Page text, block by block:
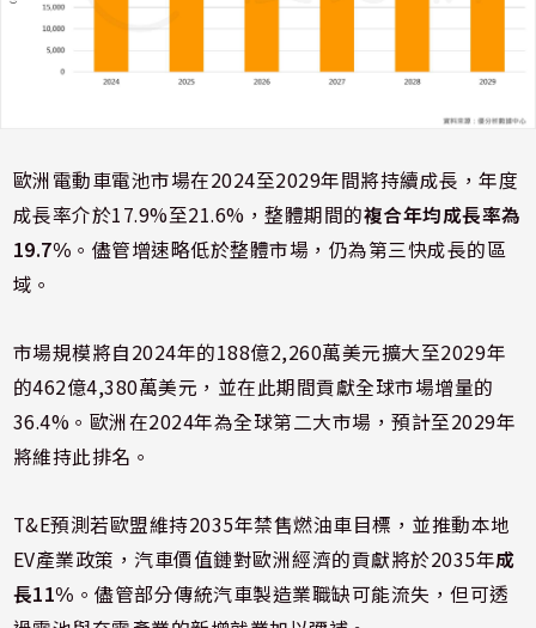
歐洲電動車電池市場在2024至2029年間將持續成長，年度
成長率介於17.9%至21.6%，整體期間的複合年均成長率為
19.7% 。儘管增速略低於整體市場，仍為第三快成長的區
域。
市場規模將自2024年的188億2,260萬美元擴大至2029年
的462億4,380萬美元，並在此期間貢獻全球市場增量的
36.4%。歐洲在2024年為全球第二大市場，預計至2029年
將維持此排名。
T&E預測若歐盟維持2035年禁售燃油車目標，並推動本地
EV產業政策，汽車價值鏈對歐洲經濟的貢獻將於2035年成
長11% 。儘管部分傳統汽車製造業職缺可能流失，但可透